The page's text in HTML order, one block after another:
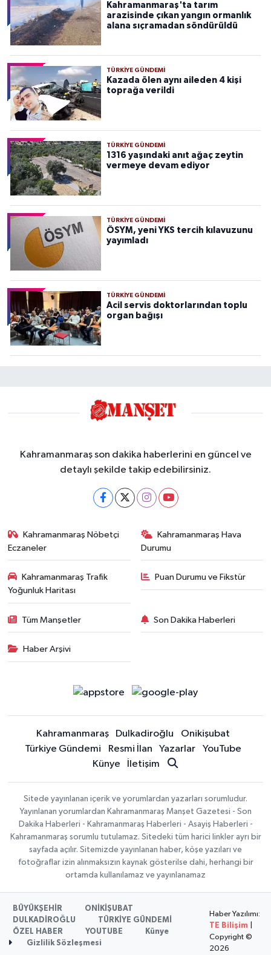
Kahramanmaraş'ta tarım
arazisinde çıkan yangın ormanlık
alana sıçramadan söndürüldü
TÜRKIYE GÜNDEMI
Kazada ölen aynı aileden 4 kişi
toprağa verildi
TÜRKIYE GÜNDEMI
1316 yaşındaki anıt ağaç zeytin
vermeye devam ediyor
TÜRKIYE GÜNDEMI
ÖSYM, yeni YKS tercih kılavuzunu
yayımladı
TÜRKIYE GÜNDEMI
Acil servis doktorlarından toplu
organ bağışı
Kahramanmaraş son dakika haberlerini en güncel ve
detaylı şekilde takip edebilirsiniz.
Kahramanmaraş Nöbetçi
Eczaneler
Kahramanmaraş Hava
Durumu
Kahramanmaraş Trafik
Yoğunluk Haritası
Puan Durumu ve Fikstür
Tüm Manşetler Son Dakika Haberleri
Haber Arşivi
Kahramanmaraş Dulkadiroğlu
Onikişubat
Türkiye Gündemi
Resmi İlan Yazarlar
YouTube
Künye
İletişim
Sitede yayınlanan içerik ve yorumlardan yazarları sorumludur.
Yayınlanan yorumlardan Kahramanmaraş Manşet Gazetesi - Son
Dakika Haberleri - Kahramanmaraş Haberleri - Asayiş Haberleri -
Kahramanmaraş sorumlu tutulamaz. Sitedeki tüm harici linkler ayrı bir
sayfada açılır. Sitemizde yayınlanan haber, köşe yazıları ve
fotoğraflar izin alınmaksızın kaynak gösterilse dahi, herhangi bir
ortamda kullanılamaz ve yayınlanamaz
BÜYÜKŞEHİR
ONİKİŞUBAT
DULKADİROĞLU
TÜRKİYE GÜNDEMİ
ÖZEL HABER
YOUTUBE
Künye
Gizlilik Sözleşmesi
Haber Yazılımı:
TE Bilişim
Copyright ©
2026